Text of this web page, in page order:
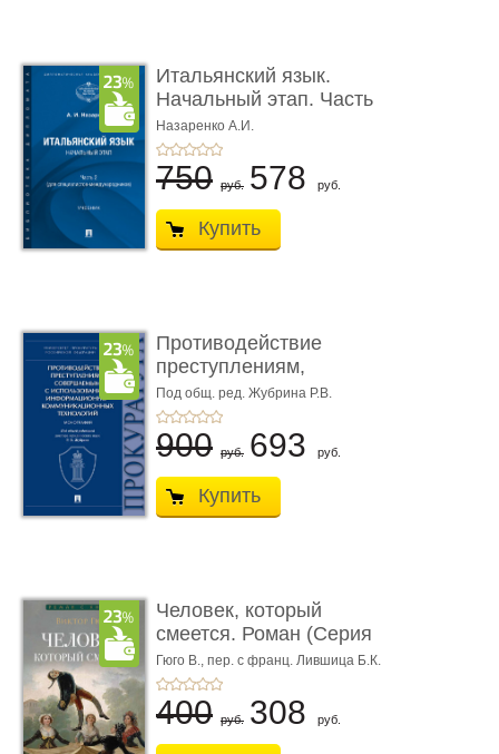
Итальянский язык.
Начальный этап. Часть
2. Учеб� ...
Назаренко А.И.
750 руб. 578 руб.
Купить
Противодействие
преступлениям,
совершаемым с ...
Под общ. ред. Жубрина Р.В.
900 руб. 693 руб.
Купить
Человек, который
смеется. Роман (Серия
«Роман с ...
Гюго В., пер. с франц. Лившица Б.К.
400 руб. 308 руб.